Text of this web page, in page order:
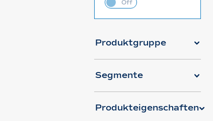
Produktgruppe
Segmente
Produkteigenschaften